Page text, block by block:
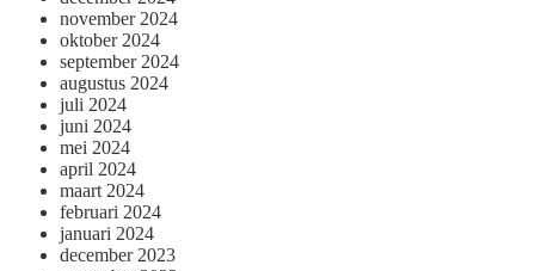
november 2024
oktober 2024
september 2024
augustus 2024
juli 2024
juni 2024
mei 2024
april 2024
maart 2024
februari 2024
januari 2024
december 2023